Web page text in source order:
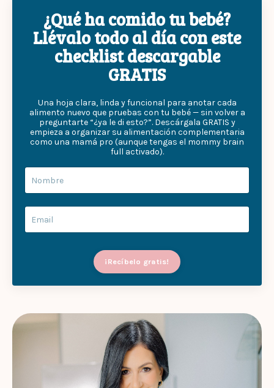
¿Qué ha comido tu bebé?
Llévalo todo al día con este
checklist descargable
GRATIS
Una hoja clara, linda y funcional para anotar cada
alimento nuevo que pruebas con tu bebé — sin volver a
preguntarte “¿ya le di esto?”. Descárgala GRATIS y
empieza a organizar su alimentación complementaria
como una mamá pro (aunque tengas el mommy brain
full activado).
¡Recíbelo gratis!